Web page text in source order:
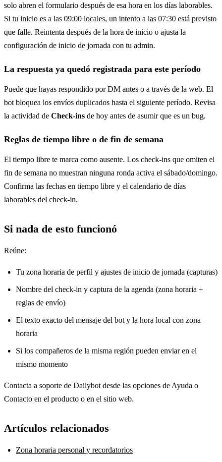
solo abren el formulario después de esa hora en los días laborables.
Si tu inicio es a las 09:00 locales, un intento a las 07:30 está previsto
que falle. Reintenta después de la hora de inicio o ajusta la
configuración de inicio de jornada con tu admin.
La respuesta ya quedó registrada para este período
Puede que hayas respondido por DM antes o a través de la web. El
bot bloquea los envíos duplicados hasta el siguiente período. Revisa
la actividad de Check-ins de hoy antes de asumir que es un bug.
Reglas de tiempo libre o de fin de semana
El tiempo libre te marca como ausente. Los check-ins que omiten el
fin de semana no muestran ninguna ronda activa el sábado/domingo.
Confirma las fechas en tiempo libre y el calendario de días
laborables del check-in.
Si nada de esto funcionó
Reúne:
Tu zona horaria de perfil y ajustes de inicio de jornada (capturas)
Nombre del check-in y captura de la agenda (zona horaria +
reglas de envío)
El texto exacto del mensaje del bot y la hora local con zona
horaria
Si los compañeros de la misma región pueden enviar en el
mismo momento
Contacta a soporte de Dailybot desde las opciones de Ayuda o
Contacto en el producto o en el sitio web.
Artículos relacionados
Zona horaria personal y recordatorios